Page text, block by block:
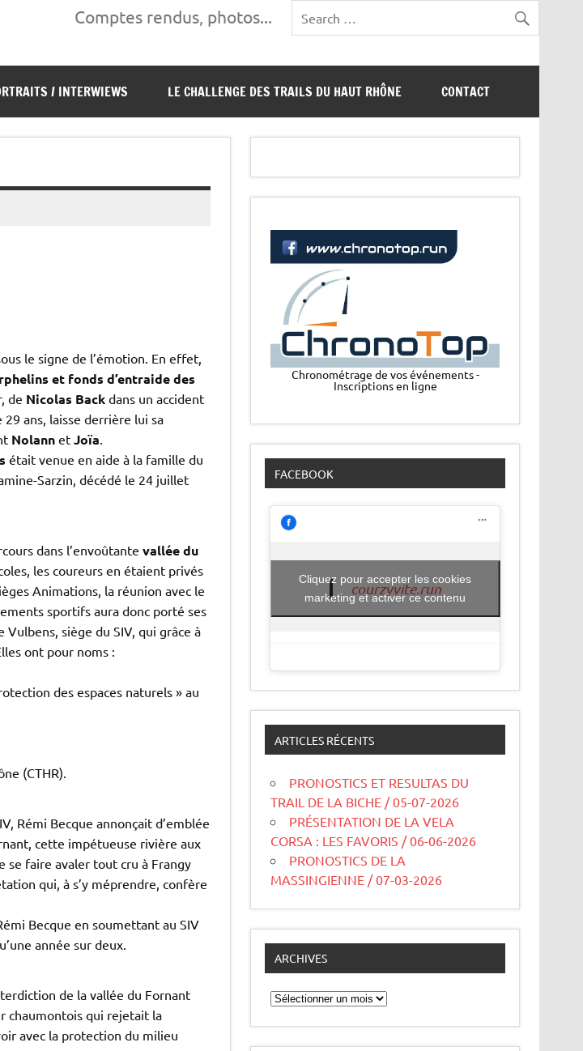
Comptes rendus, photos...
/ INTERWIEWS LE CHALLENGE DES TRAILS DU HAUT RHÔNE CONTACT
le signe de l’émotion. En effet,
et fonds d’entraide des
de Nicolas Backdans un accident
ans, laisse derrière lui sa
Nolannet Joïa.
était venue en aide à la famille du
Sarzin, décédé le 24 juillet
dans l’envoûtante vallée du
les coureurs en étaient privés
Animations, la réunion avec le
sportifs aura donc porté ses
siège du SIV, qui grâce à
ont pour noms :
des espaces naturels » au
(CTHR).
Rémi Becque annonçait d’emblée
cette impétueuse rivière aux
se faire avaler tout cru à Frangy
qui, à s’y méprendre, confère
Becque en soumettant au SIV
année sur deux.
de la vallée du Fornant
chaumontois qui rejetait la
avec la protection du milieu
Chronométrage de vos événements -
Inscriptions en ligne
FACEBOOK
courzyvite.run
Cliquez pour accepter les cookies
marketing et activer ce contenu
ARTICLES RÉCENTS
PRONOSTICS ET RESULTAS DU
TRAIL DE LA BICHE / 05-07-2026
PRÉSENTATION DE LA VELA
CORSA : LES FAVORIS / 06-06-2026
PRONOSTICS DE LA
MASSINGIENNE / 07-03-2026
ARCHIVES
Archives